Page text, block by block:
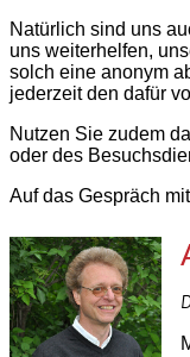
Natürlich sind uns
uns weiterhelfen,
solch eine anonym
jederzeit den dafür
Nutzen Sie zudem
oder des
Auf das Gespräch